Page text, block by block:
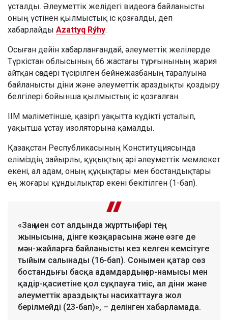
ұсталды. Әлеуметтік желідегі видеоға байланысты
оның үстінен қылмыстық іс қозғалды, деп
хабарлайды Azattyq Rýhy.
Осыған дейін хабарланғандай, әлеуметтік желілерде
Түркістан облысының 66 жастағы тұрғынының жария
айтқан сөздері түсірілген бейнежазбаның таралуына
байланысты діни және әлеуметтік араздықты қоздыру
белгілері бойынша қылмыстық іс қозғалған.
ІІМ мәліметінше, қазіргі уақытта күдікті ұсталып,
уақытша ұстау изоляторына қамалды.
Қазақстан Республикасының Конституциясында
еліміздің зайырлы, құқықтық әрі әлеуметтік мемлекет
екені, ал адам, оның құқықтары мен бостандықтары
ең жоғары құндылықтар екені бекітілген (1-бап).
«Заң мен сот алдында жұрттың бәрі тең,
жынысына, дінге көзқарасына және өзге де
мән-жайларға байланысты кез келген кемсітуге
тыйым салынады (16-бап). Сонымен қатар сөз
бостандығы басқа адамдардың ар-намысы мен
қадір-қасиетіне қол сұқпауға тиіс, ал діни және
әлеуметтік араздықты насихаттауға жол
берілмейді (23-бап)», – делінген хабарламада.